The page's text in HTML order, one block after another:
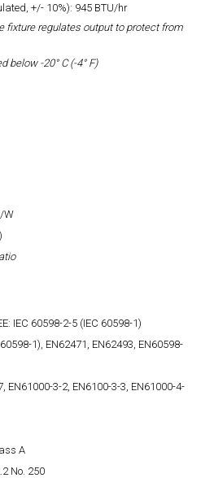
+/- 10%): 945 BTU/hr
fixture regulates output to protect from
below -20° C (-4° F)
W
IEC 60598-2-5 (IEC 60598-1)
1), EN62471, EN62493, EN60598-
EN61000-3-2, EN6100-3-3, EN61000-4-
A
No. 250